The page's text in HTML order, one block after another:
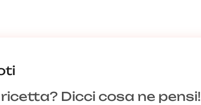
Dicci cosa ne pensi!